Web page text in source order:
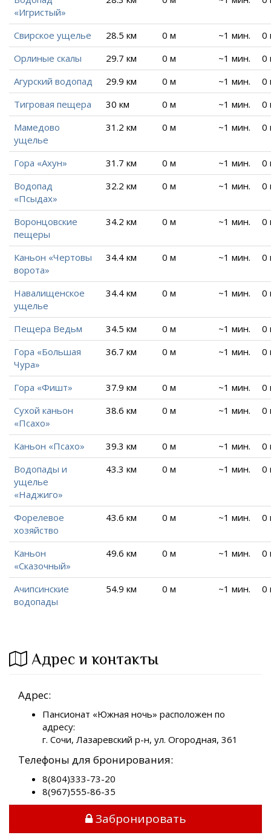
«Игристый»
Свирское ущелье 28.5 км 0 м ~1 мин.
0
Орлиные скалы
29.7 км 0 м ~1 мин.
0
Агурский водопад
29.9 км 0 м ~1 мин.
0
Тигровая пещера
30 км 0 м ~1 мин.
0
Мамедово
ущелье
31.2 км 0 м ~1 мин. 0
Гора «Ахун» 31.7 км 0 м ~1 мин.
0
Водопад
«Псыдах»
32.2 км 0 м ~1 мин. 0
Воронцовские
пещеры
34.2 км 0 м ~1 мин. 0
Каньон «Чертовы
ворота»
34.4 км 0 м ~1 мин. 0
Навалищенское
ущелье
34.4 км 0 м ~1 мин. 0
Пещера Ведьм 34.5 км 0 м ~1 мин.
0
Гора «Большая
Чура»
36.7 км 0 м ~1 мин. 0
Гора «Фишт» 37.9 км 0 м ~1 мин.
0
Сухой каньон
«Псахо»
38.6 км 0 м ~1 мин. 0
Каньон «Псахо» 39.3 км 0 м ~1 мин.
0
Водопады и
ущелье
«Наджиго»
43.3 км 0 м ~1 мин. 0
Форелевое
хозяйство
43.6 км 0 м ~1 мин. 0
Каньон
«Сказочный»
49.6 км 0 м ~1 мин. 0
Ачипсинские
водопады
54.9 км 0 м ~1 мин. 0
Адрес и контакты
Адрес:
Пансионат «Южная ночь» расположен по
адресу:
г. Сочи, Лазаревский р-н, ул. Огородная, 361
Телефоны для бронирования:
8(804)333-73-20
8(967)555-86-35
Забронировать